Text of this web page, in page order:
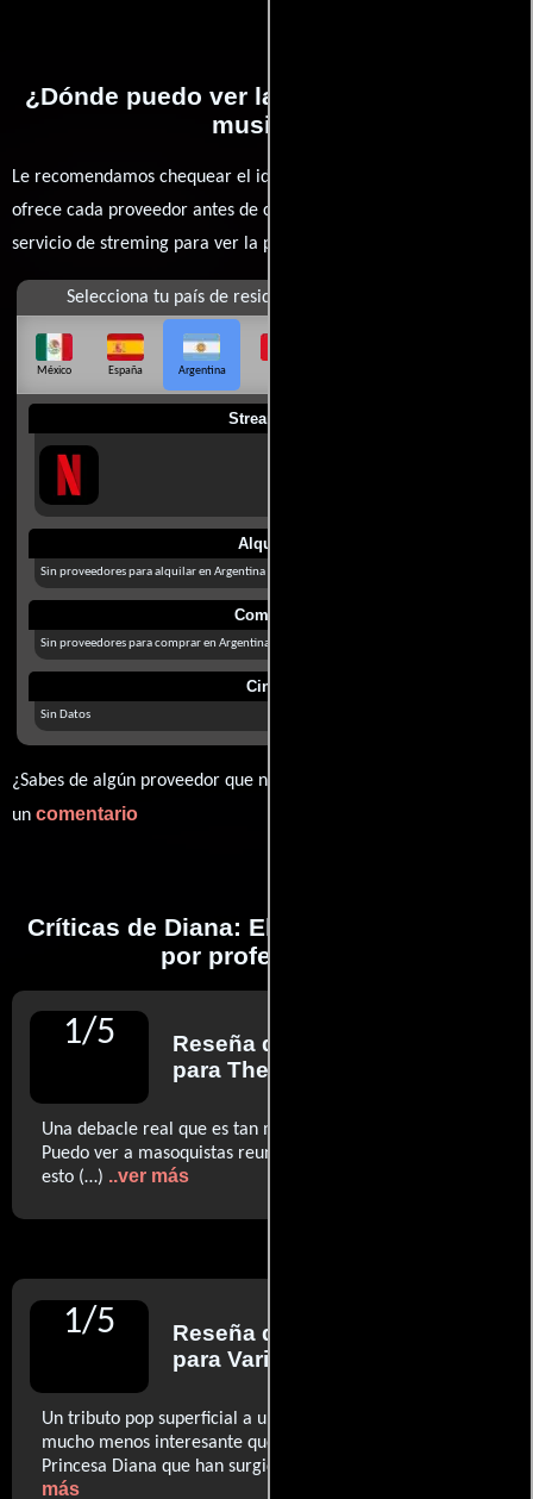
¿Dónde puedo ver la películas Diana: El
musical?
Le recomendamos chequear el idioma, doblaje o subtítulos que
ofrece cada proveedor antes de comprar, alquilar o contratar un
servicio de streming para ver la películas.
Selecciona tu país de residencia
México España Argentina
Streaming
Alquilar
Sin proveedores para alquilar en Argentina
Comprar
Sin proveedores para comprar en Argentina
Cines
Sin Datos
¿Sabes de algún proveedor que no estamos mostrando? déjanos
un comentario
Críticas de Diana: El musical realizadas
por profesionales
1/5 Reseña de
para The Guardian
Una debacle real que es tan mala que hiperventilarás (...)
Puedo ver a masoquistas reuniéndose en fiestas para ver
esto (…) ..ver más
1/5 Reseña de
para Variety
Un tributo pop superficial a un icono complicado (...) Es
mucho menos interesante que otros proyectos sobre la
Princesa Diana que han surgido mientras tanto.
más